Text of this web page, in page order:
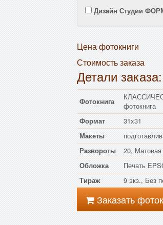
Дизайн Студии
Цена фотокниги
Стоимость заказа
Детали заказа:
Фотокнига
фотокнига
Формат
31x31
Макеты
Развороты
20,
Обложка
Печать
Тираж
9 экз., Без
Заказать